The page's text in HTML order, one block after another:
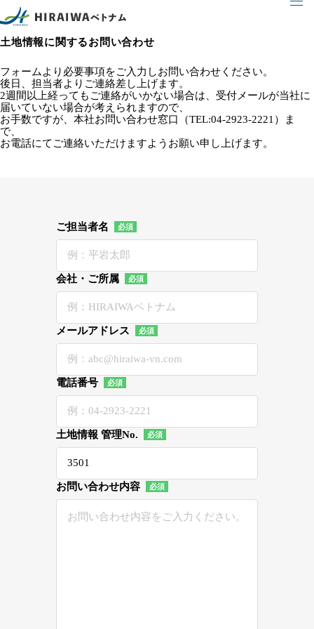
土地情報に関するお問い合わせ
フォームより必要事項をご入力しお問い合わせください。
後日、担当者よりご連絡差し上げます。
2週間以上経ってもご連絡がいかない場合は、受付メールが当社に
届いていない場合が考えられますので、
お手数ですが、本社お問い合わせ窓口（TEL:04-2923-2221）ま
で、
お電話にてご連絡いただけますようお願い申し上げます。
ご担当者名
会社・ご所属
メールアドレス
電話番号
土地情報 管理No.
お問い合わせ内容